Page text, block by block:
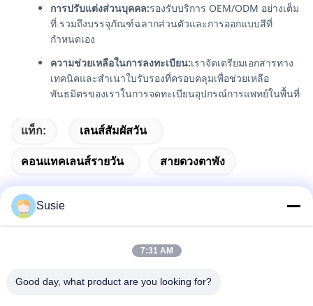
การปรับแต่งส่วนบุคคล:รองรับบริการ OEM/ODM อย่างเต็ม
ที่ รวมถึงบรรจุภัณฑ์ฉลากส่วนตัวและการออกแบบสีที่
กำหนดเอง
ความช่วยเหลือในการลงทะเบียน:เราจัดเตรียมเอกสารทาง
เทคนิคและสำเนาใบรับรองที่ครอบคลุมเพื่อช่วยเหลือ
พันธมิตรของเราในการจดทะเบียนอุปกรณ์การแพทย์ในพื้นที่
แท็ก: เลนส์สัมผัสวัน
คอนแทคเลนส์รายวัน สายดวงตาพัง
ที่อยู่
Susie
7:31 AM
Good day, what product are you looking for?